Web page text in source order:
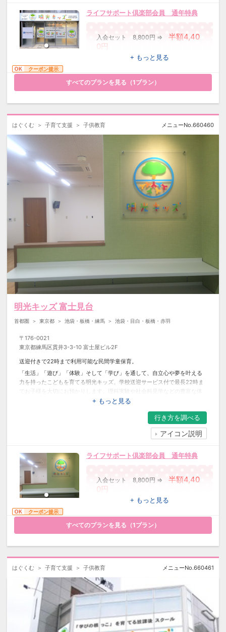
ライフサポート倶楽部会員 通年特典
入会セット 8,800円 ⇒ 半額4,40
0円
※レギュラー会員に入会いただける場
+ もっと見る
クーポン提示
すべてのプランを見る（1プラン）
はぐくむ 子育て支援 子供教育 メニューNo.660460
明光キッズ 富士見台
首都圏 東京都 池袋・板橋・練馬 池袋・目白・板橋・赤羽
〒 176-0021
東京都練馬区貫井3-3-10 富士屋ビル2F
送迎付きで22時まで利用可能な民間学童保育。
「生活」「遊び」「体験」そして「学び」を通して、自立心や夢を叶える
力を持ったこどもを育てる明光キッズ。学校送迎サービス付で最長22時ま
でお子様を大切にお預かりします。理科実験や社会科見学などの豊富な体
験イベントや、確かな基礎学力を身につける「学びクラス」（授業）も受
+ もっと見る
行き方を調べる
アイコン説明
ライフサポート倶楽部会員 通年特典
入会セット 8,800円 ⇒ 半額4,40
0円
※レギュラー会員に入会いただける場
+ もっと見る
クーポン提示
すべてのプランを見る（1プラン）
はぐくむ 子育て支援 子供教育 メニューNo.660461